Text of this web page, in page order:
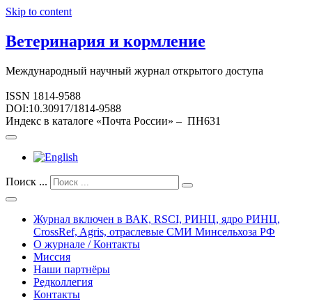
Skip to content
Ветеринария и кормление
Международный научный журнал открытого доступа
ISSN 1814-9588
DOI:10.30917/1814-9588
Индекс в каталоге «Почта России» – ПН631
Поиск ...
Журнал включен в ВАК, RSCI, РИНЦ, ядро РИНЦ,
CrossRef, Agris, отраслевые СМИ Минсельхоза РФ
О журнале / Контакты
Миссия
Наши партнёры
Редколлегия
Контакты